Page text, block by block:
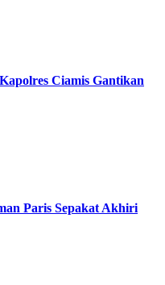
Ciamis Gantikan
Paris Sepakat Akhiri